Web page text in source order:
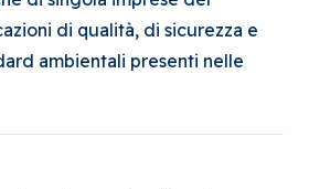
di qualità, di sicurezza e
ambientali presenti nelle